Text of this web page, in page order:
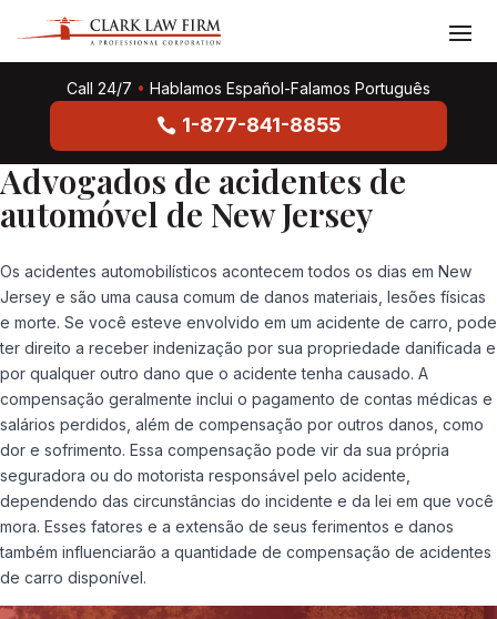
Call 24/7 • Hablamos Español-Falamos Português
1-877-841-8855
Advogados de acidentes de
automóvel de New Jersey
Os acidentes automobilísticos acontecem todos os dias em New
Jersey e são uma causa comum de danos materiais, lesões físicas
e morte. Se você esteve envolvido em um acidente de carro, pode
ter direito a receber indenização por sua propriedade danificada e
por qualquer outro dano que o acidente tenha causado. A
compensação geralmente inclui o pagamento de contas médicas e
salários perdidos, além de compensação por outros danos, como
dor e sofrimento. Essa compensação pode vir da sua própria
seguradora ou do motorista responsável pelo acidente,
dependendo das circunstâncias do incidente e da lei em que você
mora. Esses fatores e a extensão de seus ferimentos e danos
também influenciarão a quantidade de compensação de acidentes
de carro disponível.